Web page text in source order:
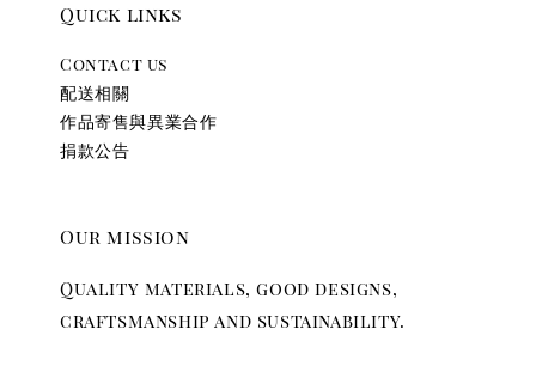
Quick links
Contact us
配送相關
作品寄售與異業合作
捐款公告
Our mission
Quality materials, good designs,
craftsmanship and sustainability.